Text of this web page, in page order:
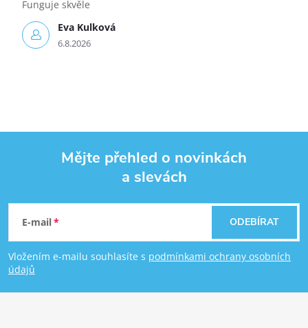
Eva Kulková
6.8.2026
Funguje skvěle
Mějte přehled o novinkách
a slevách
E-mail
Vložením e-mailu souhlasíte s podmínkami ochrany osobních
údajů
ODEBÍRAT